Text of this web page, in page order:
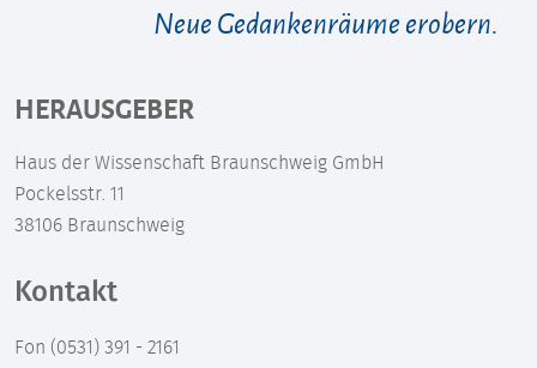
Neue Gedankenräume erobern.
HERAUSGEBER
Haus der Wissenschaft Braunschweig GmbH
Pockelsstr. 11
38106 Braunschweig
Kontakt
Fon (0531) 391 - 2161